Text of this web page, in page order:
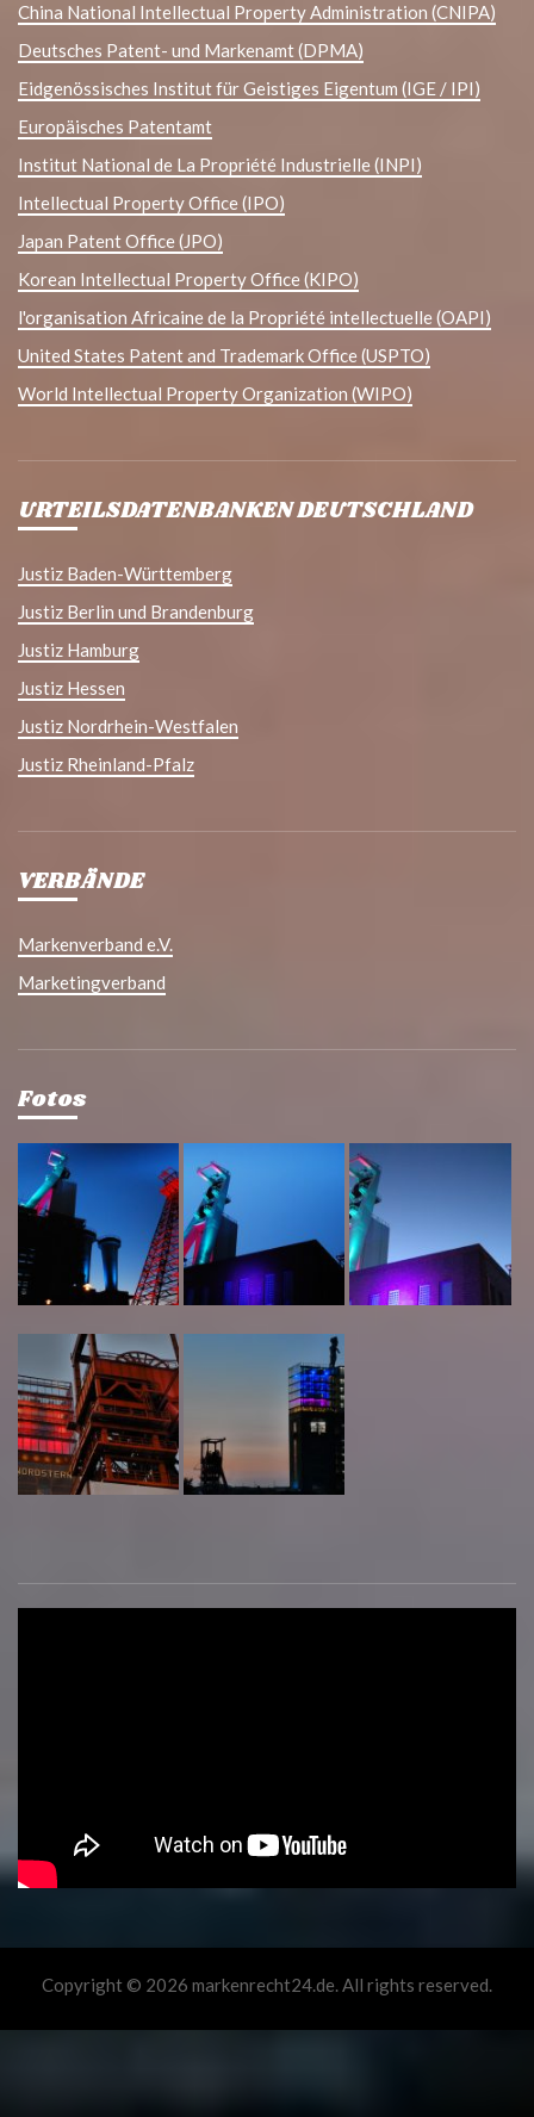
China National Intellectual Property Administration (CNIPA)
Deutsches Patent- und Markenamt (DPMA)
Eidgenössisches Institut für Geistiges Eigentum (IGE / IPI)
Europäisches Patentamt
Institut National de La Propriété Industrielle (INPI)
Intellectual Property Office (IPO)
Japan Patent Office (JPO)
Korean Intellectual Property Office (KIPO)
l'organisation Africaine de la Propriété intellectuelle (OAPI)
United States Patent and Trademark Office (USPTO)
World Intellectual Property Organization (WIPO)
URTEILSDATENBANKEN DEUTSCHLAND
Justiz Baden-Württemberg
Justiz Berlin und Brandenburg
Justiz Hamburg
Justiz Hessen
Justiz Nordrhein-Westfalen
Justiz Rheinland-Pfalz
VERBÄNDE
Markenverband e.V.
Marketingverband
Fotos
Copyright © 2026 markenrecht24.de. All rights reserved.